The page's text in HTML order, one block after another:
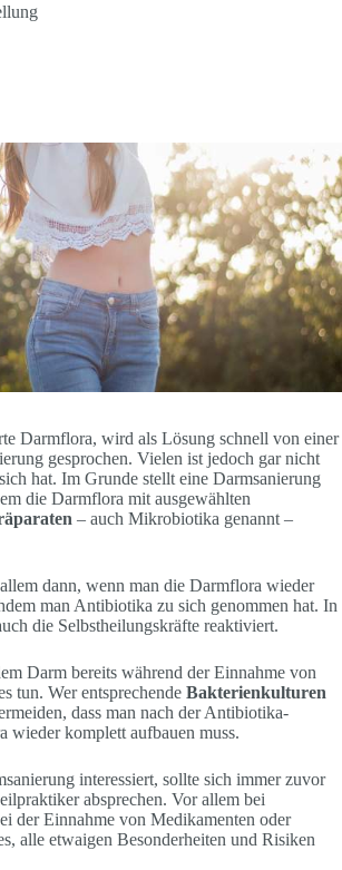
Darmflora, wird als Lösung schnell von einer
gesprochen. Vielen ist jedoch gar nicht
hat. Im Grunde stellt eine Darmsanierung
die Darmflora mit ausgewählten
– auch Mikrobiotika genannt –
dann, wenn man die Darmflora wieder
man Antibiotika zu sich genommen hat. In
die Selbstheilungskräfte reaktiviert.
Darm bereits während der Einnahme von
tun. Wer entsprechende Bakterienkulturen
dass man nach der Antibiotika-
wieder komplett aufbauen muss.
interessiert, sollte sich immer zuvor
absprechen. Vor allem bei
der Einnahme von Medikamenten oder
alle etwaigen Besonderheiten und Risiken